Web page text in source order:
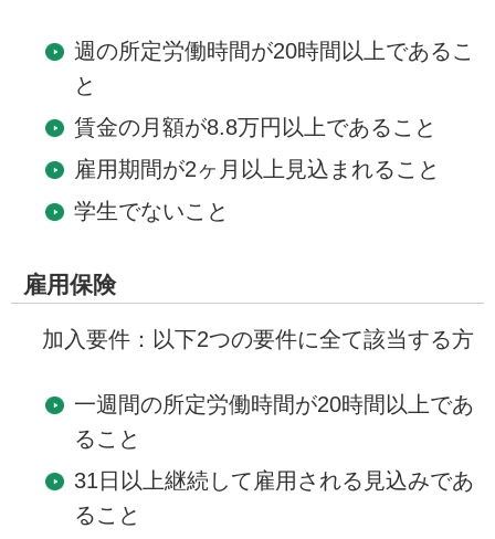
週の所定労働時間が20時間以上であるこ
と
賃金の月額が8.8万円以上であること
雇用期間が2ヶ月以上見込まれること
学生でないこと
雇用保険
加入要件：以下2つの要件に全て該当する方
一週間の所定労働時間が20時間以上であ
ること
31日以上継続して雇用される見込みであ
ること